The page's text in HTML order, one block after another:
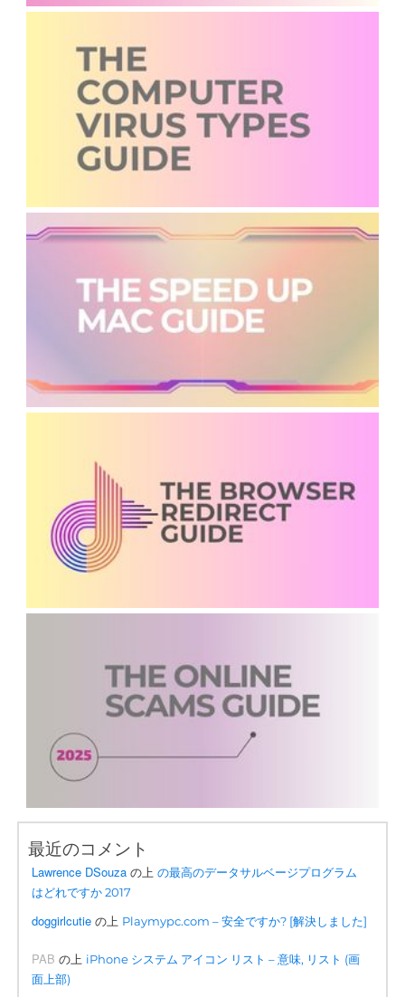
最近のコメント
Lawrence DSouza の上の最高のデータサルベージプログラム
はどれですか 2017
doggirlcutie の上 Playmypc.com – 安全ですか? [解決しました]
PAB の上 iPhone システム アイコン リスト – 意味, リスト (画
面上部)